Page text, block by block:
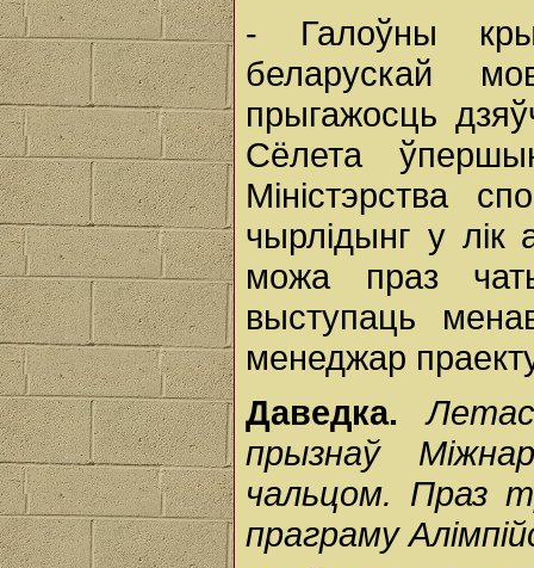
- Галоўны
беларускай
прыгажосць
Сёлета
Міністэрства
чырлідынг у лік
можа праз
выступаць
менеджар
Даведка.
прызнаў
чальцом. Праз
праграму